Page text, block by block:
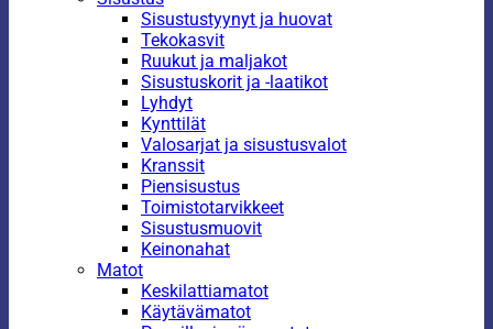
Sisustustyynyt ja huovat
Tekokasvit
Ruukut ja maljakot
Sisustuskorit ja -laatikot
Lyhdyt
Kynttilät
Valosarjat ja sisustusvalot
Kranssit
Piensisustus
Toimistotarvikkeet
Sisustusmuovit
Keinonahat
Matot
Keskilattiamatot
Käytävämatot